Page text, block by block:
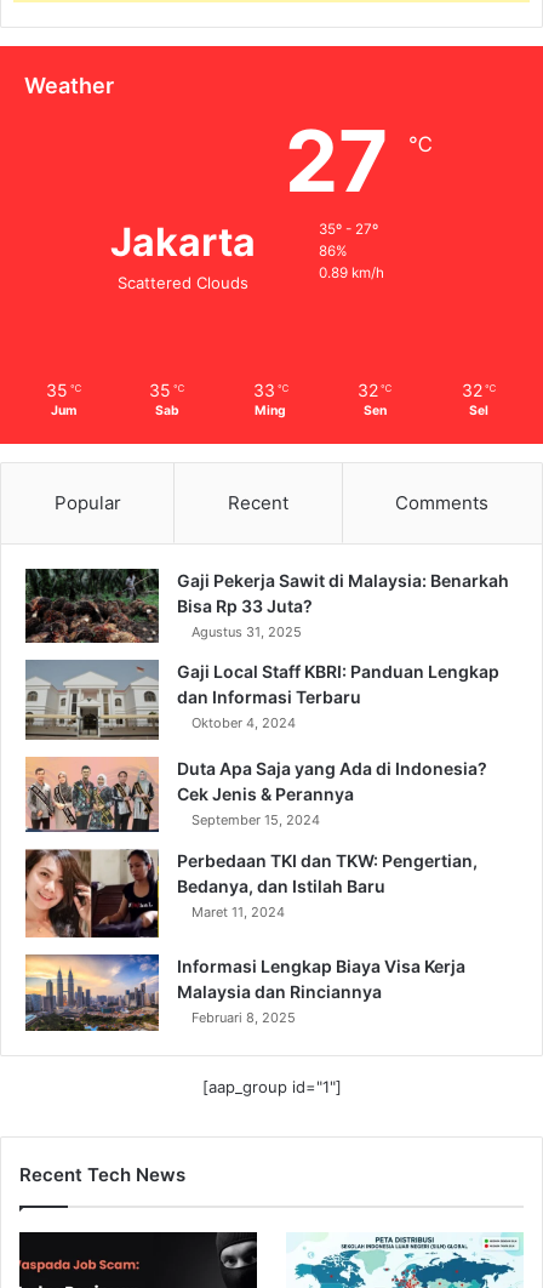
Weather
Jakarta
Scattered Clouds
27 ℃
35º - 27º
86%
0.89 km/h
35 ℃
Jum
35 ℃
Sab
33 ℃
Ming
32 ℃
Sen
32 ℃
Sel
Popular Recent Comments
Gaji Pekerja Sawit di Malaysia: Benarkah
Bisa Rp 33 Juta?
Agustus 31, 2025
Gaji Local Staff KBRI: Panduan Lengkap
dan Informasi Terbaru
Oktober 4, 2024
Duta Apa Saja yang Ada di Indonesia?
Cek Jenis & Perannya
September 15, 2024
Perbedaan TKI dan TKW: Pengertian,
Bedanya, dan Istilah Baru
Maret 11, 2024
Informasi Lengkap Biaya Visa Kerja
Malaysia dan Rinciannya
Februari 8, 2025
[aap_group id="1"]
Recent Tech News